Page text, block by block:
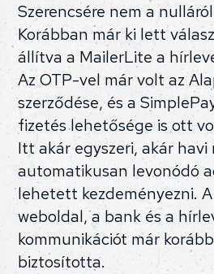
Szerencsére nem a
Korábban már ki lett
állítva a MailerLite a
Az OTP-vel már volt az
szerződése, és a
fizetés lehetősége is ott
Itt akár egyszeri, akár havi
automatikusan levonódó
lehetett kezdeményezni.
weboldal, a bank és a
kommunikációt már
biztosította.